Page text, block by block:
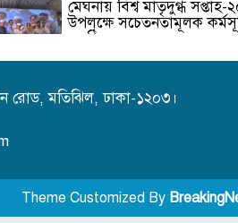
মেঘনায় বিশ্ব মাতৃদুগ্ধ সপ্তাহ-
উপলক্ষে সচেতনতামূলক
অনুষ্ঠিত
কমিশনারের মতবিনিময়
সশস্ত্র হামলা: মেয়র পদপ্রার্থী
নাফিজ আহমেদ রাজু প্রাণে
বাঁচলেন!
রোড, মতিঝিল, ঢাকা-১২০৩।
Theme Customized By